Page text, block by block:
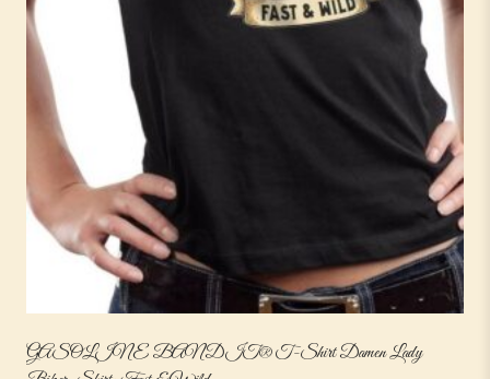
GASOLINE BANDIT® T-Shirt Damen Lady